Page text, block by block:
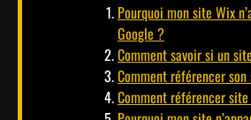
Pourquoi mon site Wix
Google ?
Comment savoir si un
Comment référencer
Comment référencer